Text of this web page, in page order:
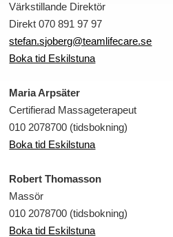
Värkstillande Direktör
Direkt 070 891 97 97
stefan.sjoberg@teamlifecare.se
Boka tid Eskilstuna
Maria Arpsäter
Certifierad Massageterapeut
010 2078700 (tidsbokning)
Boka tid Eskilstuna
Robert Thomasson
Massör
010 2078700 (tidsbokning)
Boka tid Eskilstuna